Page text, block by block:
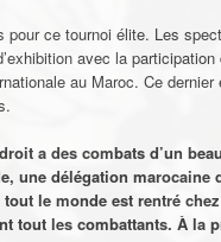
ce tournoi élite. Les
avec la
au Maroc. Ce
a des combats d’un be
une délégation marocaine
le monde est rentré
tout les combattants. À la